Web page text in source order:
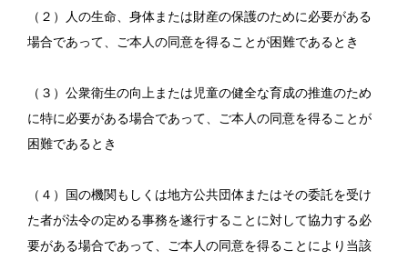
（２）人の生命、身体または財産の保護のために必要がある
場合であって、ご本人の同意を得ることが困難であるとき
（３）公衆衛生の向上または児童の健全な育成の推進のため
に特に必要がある場合であって、ご本人の同意を得ることが
困難であるとき
（４）国の機関もしくは地方公共団体またはその委託を受け
た者が法令の定める事務を遂行することに対して協力する必
要がある場合であって、ご本人の同意を得ることにより当該